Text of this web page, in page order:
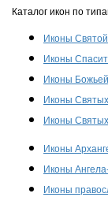
Каталог икон по
Иконы
Иконы
Иконы
Иконы
Иконы
Иконы
Иконы
Иконы